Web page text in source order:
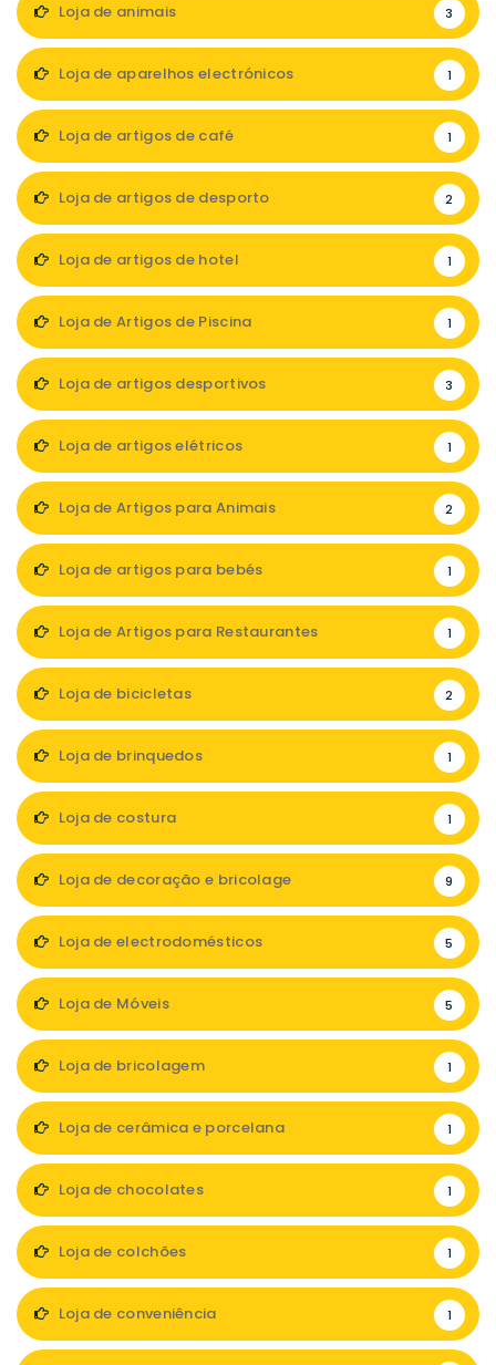
Loja de animais 3
Loja de aparelhos electrónicos 1
Loja de artigos de café 1
Loja de artigos de desporto 2
Loja de artigos de hotel 1
Loja de Artigos de Piscina 1
Loja de artigos desportivos 3
Loja de artigos elétricos 1
Loja de Artigos para Animais 2
Loja de artigos para bebés 1
Loja de Artigos para Restaurantes 1
Loja de bicicletas 2
Loja de brinquedos 1
Loja de costura 1
Loja de decoração e bricolage 9
Loja de electrodomésticos 5
Loja de Móveis 5
Loja de bricolagem 1
Loja de cerâmica e porcelana 1
Loja de chocolates 1
Loja de colchões 1
Loja de conveniência 1